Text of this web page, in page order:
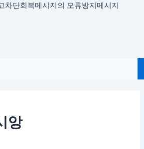
차단회복메시지의 오류방지메시지
앙